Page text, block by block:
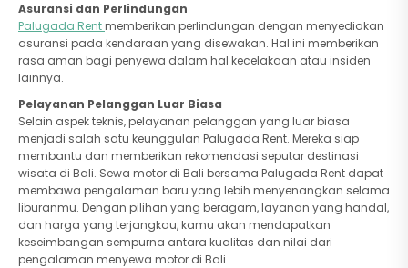
Asuransi dan Perlindungan
Palugada Rentmemberikan perlindungan dengan menyediakan
asuransi pada kendaraan yang disewakan. Hal ini memberikan
rasa aman bagi penyewa dalam hal kecelakaan atau insiden
lainnya.
Pelayanan Pelanggan Luar Biasa
Selain aspek teknis, pelayanan pelanggan yang luar biasa
menjadi salah satu keunggulan Palugada Rent. Mereka siap
membantu dan memberikan rekomendasi seputar destinasi
wisata di Bali. Sewa motor di Bali bersama Palugada Rent dapat
membawa pengalaman baru yang lebih menyenangkan selama
liburanmu. Dengan pilihan yang beragam, layanan yang handal,
dan harga yang terjangkau, kamu akan mendapatkan
keseimbangan sempurna antara kualitas dan nilai dari
pengalaman menyewa motor di Bali.